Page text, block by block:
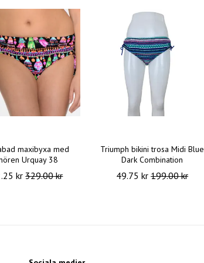
maxibyxa med
Urquay 38
kr329.00 kr
Triumph bikini trosa Midi Blue
Dark Combination
49.75 kr199.00 kr